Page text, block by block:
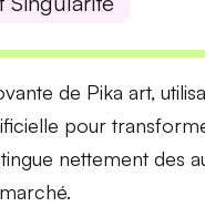
de Pika art,
pour
nettement des